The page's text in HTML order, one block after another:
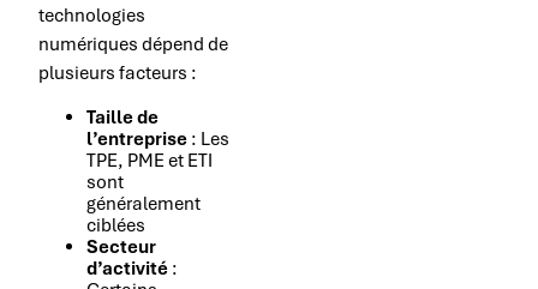
technologies
numériques dépend de
plusieurs facteurs :
Taille de
l’entreprise : Les
TPE, PME et ETI
sont
généralement
ciblées
Secteur
d’activité :